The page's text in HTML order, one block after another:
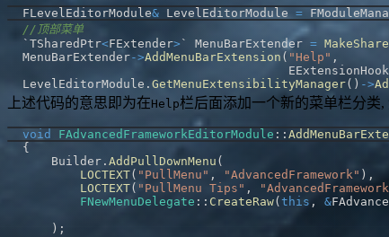
FLevelEditorModule& LevelEditorModule =
//顶部菜单
`TSharedPtr<FExtender> ` MenuBarExtender =
MenuBarExtender->AddMenuBarExtension ( "Help" ,
                                     EExtensionHook
LevelEditorModule . GetMenuExtensibilityManager( ) ->
上述代码的意思即为在Help栏后面添加一个新的菜单栏分类
void FAdvancedFrameworkEditorModule ::
{
    Builder
. AddPullDownMenu (
LOCTEXT( "PullMenu" , "AdvancedFramework" ) ,
LOCTEXT( "PullMenu Tips" ,
FNewMenuDelegate :: CreateRaw( this , &
) ;